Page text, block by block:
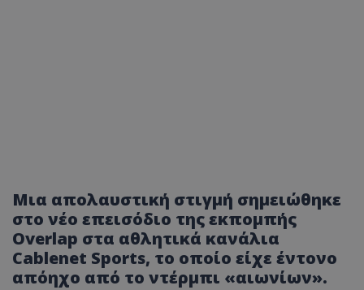
Μια απολαυστική στιγμή σημειώθηκε
στο νέο επεισόδιο της εκπομπής
Overlap στα αθλητικά κανάλια
Cablenet Sports, το οποίο είχε έντονο
απόηχο από το ντέρμπι «αιωνίων».